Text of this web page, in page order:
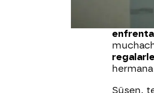
Tras la
Süsen,